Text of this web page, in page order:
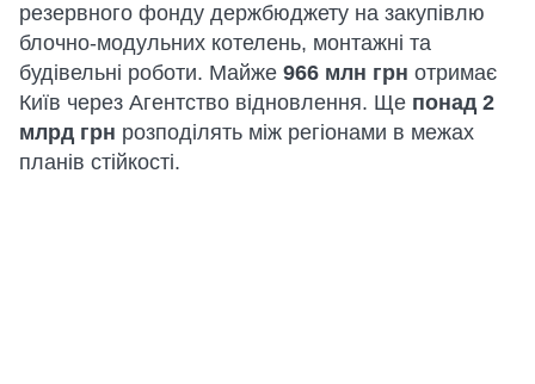
резервного фонду держбюджету на закупівлю
блочно-модульних котелень, монтажні та
будівельні роботи. Майже 966 млн грн отримає
Київ через Агентство відновлення. Ще понад 2
млрд грн розподілять між регіонами в межах
планів стійкості.